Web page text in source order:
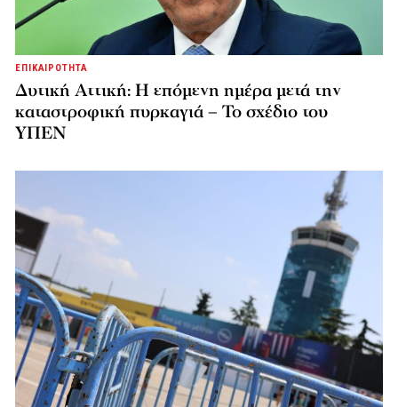
ΕΠΙΚΑΙΡΟΤΗΤΑ
Δυτική Αττική: Η επόμενη ημέρα μετά την
καταστροφική πυρκαγιά – Το σχέδιο του
ΥΠΕΝ